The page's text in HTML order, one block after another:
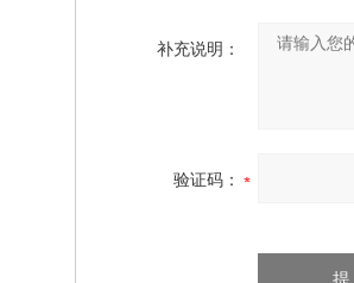
补充说明：
验证码：